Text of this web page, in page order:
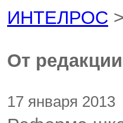
ИНТЕЛРОС
От редакции
17 января 2013